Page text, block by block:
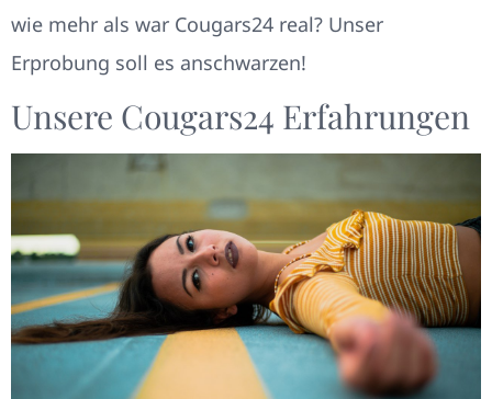
wie mehr als war Cougars24 real? Unser
Erprobung soll es anschwarzen!
Unsere Cougars24 Erfahrungen